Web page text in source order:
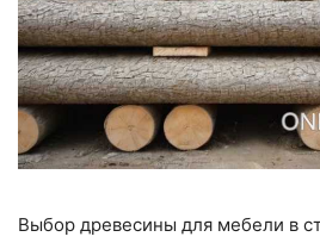
Выбор древесины для мебели в